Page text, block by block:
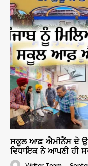
ਸਕੂਲ ਆਫ਼ ਐਮੀਨੈਂਸ ਦੇ
ਵਿਧਾਇਕ ਨੇ ਆਪਣੀ ਹੀ